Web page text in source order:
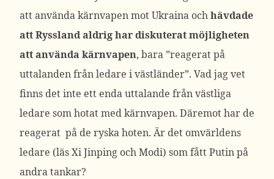
att använda kärnvapen mot Ukraina ochhävdade
att Ryssland aldrig har diskuterat möjligheten
att använda kärnvapen, bara ”reagerat på
uttalanden från ledare i västländer”. Vad jag vet
finns det inte ett enda uttalande från västliga
ledare som hotat med kärnvapen. Däremot har de
reagerat på de ryska hoten. Är det omvärldens
ledare (läs Xi Jinping och Modi) som fått Putin på
andra tankar?